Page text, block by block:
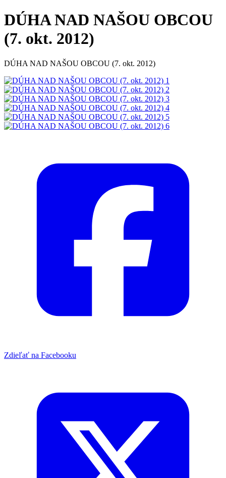
DÚHA NAD NAŠOU OBCOU
(7. okt. 2012)
DÚHA NAD NAŠOU OBCOU (7. okt. 2012)
Zdieľať na Facebooku